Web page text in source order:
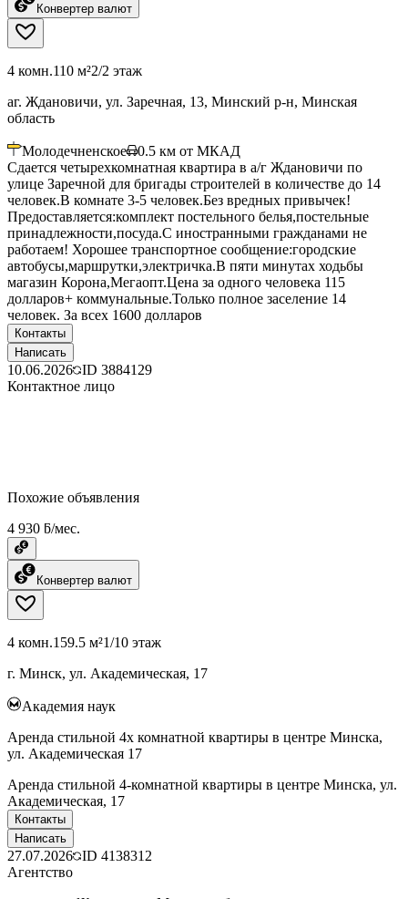
Конвертер валют
4 комн.110 м²2/2 этаж
аг. Ждановичи, ул. Заречная, 13, Минский р-н, Минская
область
Молодечненское 0.5 км от МКАД
Сдается четырехкомнатная квартира в а/г Ждановичи по
улице Заречной для бригады строителей в количестве до 14
человек.В комнате 3-5 человек.Без вредных привычек!
Предоставляется:комплект постельного белья,постельные
принадлежности,посуда.С иностранными гражданами не
работаем! Хорошее транспортное сообщение:городские
автобусы,маршрутки,электричка.В пяти минутах ходьбы
магазин Корона,Мегаопт.Цена за одного человека 115
долларов+ коммунальные.Только полное заселение 14
человек. За всех 1600 долларов
Контакты
Написать
10.06.2026 ID 3884129
Контактное лицо
Похожие объявления
4 930 ƃ/мес.
Конвертер валют
4 комн.159.5 м²1/10 этаж
г. Минск, ул. Академическая, 17
Академия наук
Аренда стильной 4х комнатной квартиры в центре Минска,
ул. Академическая 17
Аренда стильной 4-комнатной квартиры в центре Минска, ул.
Академическая, 17
Контакты
Написать
27.07.2026 ID 4138312
Агентство